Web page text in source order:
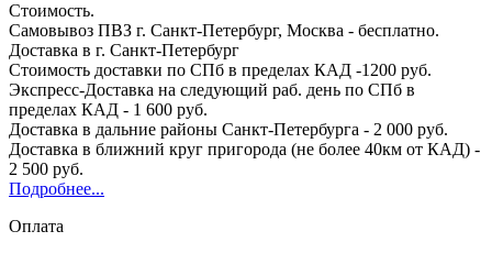
Стоимость.
Самовывоз ПВЗ г. Санкт-Петербург, Москва - бесплатно.
Доставка в г. Санкт-Петербург
Стоимость доставки по СПб в пределах КАД -1200 руб.
Экспресс-Доставка на следующий раб. день по СПб в
пределах КАД - 1 600 руб.
Доставка в дальние районы Санкт-Петербурга - 2 000 руб.
Доставка в ближний круг пригорода (не более 40км от КАД) -
2 500 руб.
Подробнее...
Оплата